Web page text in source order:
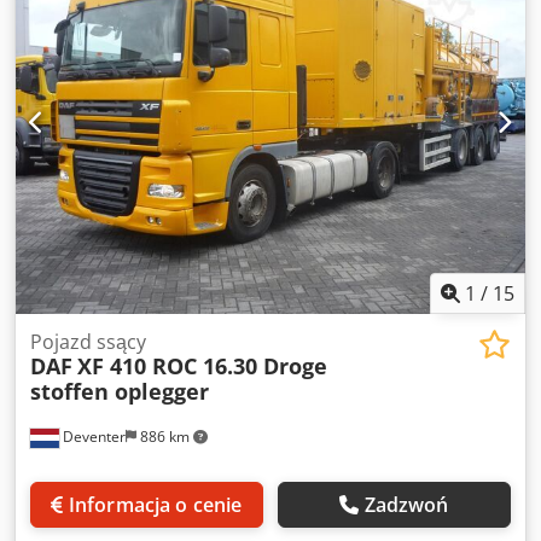
próżniowa SIHI 3000 m³/h Dmuchawa Wittig Cycloon
T5CDL12L71 3-osiowe zawieszenie pneumatyczne BPW
Rejestracja Belgia = Dalsze informacje = Marka osi: BPW
Zawieszenie: pneumatyczne Oś tylna 1: bieżnik opony
lewa: 50%; bieżnik opony prawa: 50% Oś tylna 2: bieżnik
opony lewa: 50%; bieżnik opony prawa: 50% Oś tylna 3:
bieżnik opony lewa: 50%; bieżnik opony prawa: 50%
Dedpfx Adjzbupns Ijkr Stan techniczny: dobry Stan
wizualny: dobry
1 / 15
Deventer 886 km
Pojazd ssący
DAF XF 410 ROC 16.30 Droge
stoffen oplegger
Informacja o cenie Zadzwoń